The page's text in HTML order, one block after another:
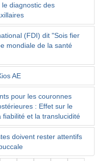
diagnostic des
(FDI) dit "Sois fier
mondiale de la santé
AE
pour les couronnes
: Effet sur le
et la translucidité
doivent rester attentifs